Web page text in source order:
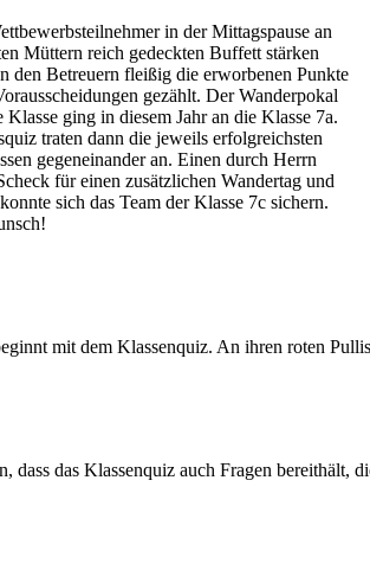
in der Mittagspause an
Müttern reich gedeckten Buffett stärken
den Betreuern fleißig die erworbenen Punkte
gezählt. Der Wanderpokal
ging in diesem Jahr an die Klasse 7a.
traten dann die jeweils erfolgreichsten
gegeneinander an. Einen durch Herrn
für einen zusätzlichen Wandertag und
sich das Team der Klasse 7c sichern.
mit dem Klassenquiz. An ihren roten
dass das Klassenquiz auch Fragen bereithält,